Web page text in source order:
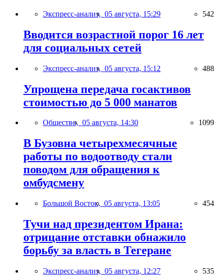
Экспресс-анализ, 05 августа, 15:29 542
Вводится возрастной порог 16 лет
для социальных сетей
Экспресс-анализ, 05 августа, 15:12 488
Упрощена передача госактивов
стоимостью до 5 000 манатов
Общество, 05 августа, 14:30 1099
В Бузовна четырехмесячные
работы по водоотводу стали
поводом для обращения к
омбудсмену
Большой Восток, 05 августа, 13:05 454
Тучи над президентом Ирана:
отрицание отставки обнажило
борьбу за власть в Тегеране
Экспресс-анализ, 05 августа, 12:27 535